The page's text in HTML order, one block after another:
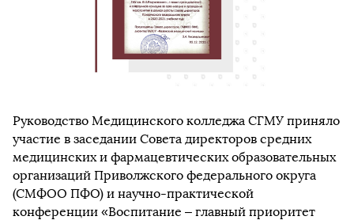
Руководство Медицинского колледжа СГМУ приняло
участие в заседании Совета директоров средних
медицинских и фармацевтических образовательных
организаций Приволжского федерального округа
(СМФОО ПФО) и научно-практической
конференции «Воспитание – главный приоритет